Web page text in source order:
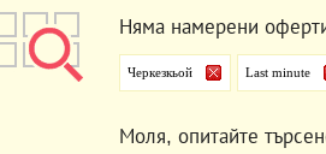
Няма намерени
Черкезкьой Last minute
Моля, опитайте